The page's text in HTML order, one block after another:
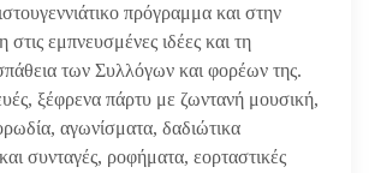
πρόγραμμα και στην
στις εμπνευσμένες ιδέες και τη
των Συλλόγων και φορέων της.
ξέφρενα πάρτυ με ζωντανή μουσική,
αγωνίσματα, δαδιώτικα
συνταγές, ροφήματα, εορταστικές